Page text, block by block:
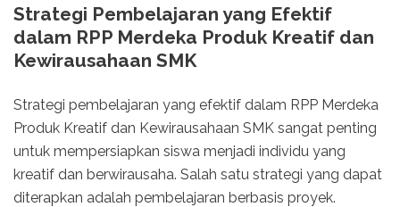
Strategi Pembelajaran yang Efektif
dalam RPP Merdeka Produk Kreatif dan
Kewirausahaan SMK
Strategi pembelajaran yang efektif dalam RPP Merdeka
Produk Kreatif dan Kewirausahaan SMK sangat penting
untuk mempersiapkan siswa menjadi individu yang
kreatif dan berwirausaha. Salah satu strategi yang dapat
diterapkan adalah pembelajaran berbasis proyek.